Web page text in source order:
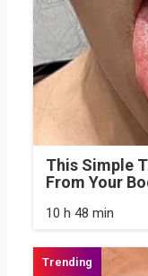
This Simple
From Your
10 h 48 min